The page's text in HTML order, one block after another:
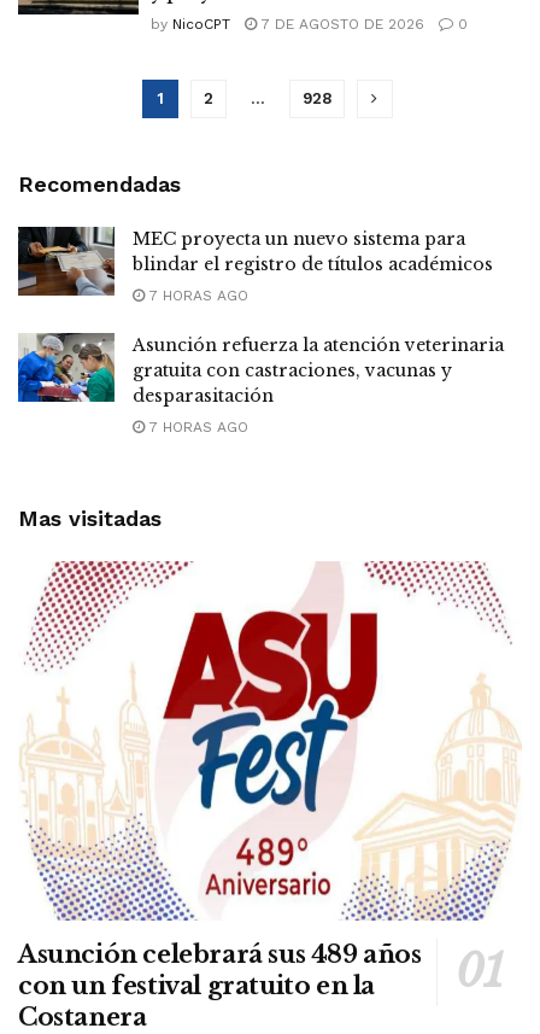
by NicoCPT 7 DE AGOSTO DE 2026 0
1 2 … 928
Recomendadas
MEC proyecta un nuevo sistema para
blindar el registro de títulos académicos
7 HORAS AGO
Asunción refuerza la atención veterinaria
gratuita con castraciones, vacunas y
desparasitación
7 HORAS AGO
Mas visitadas
Asunción celebrará sus 489 años
con un festival gratuito en la
Costanera